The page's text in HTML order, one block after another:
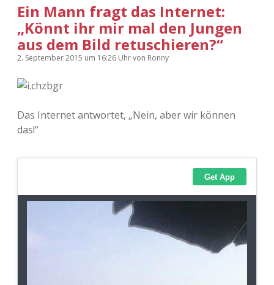
Ein Mann fragt das Internet:
„Könnt ihr mir mal den Jungen
aus dem Bild retuschieren?“
2. September 2015 um 16:26 Uhrvon Ronny
Das Internet antwortet, „Nein, aber wir können
das!“